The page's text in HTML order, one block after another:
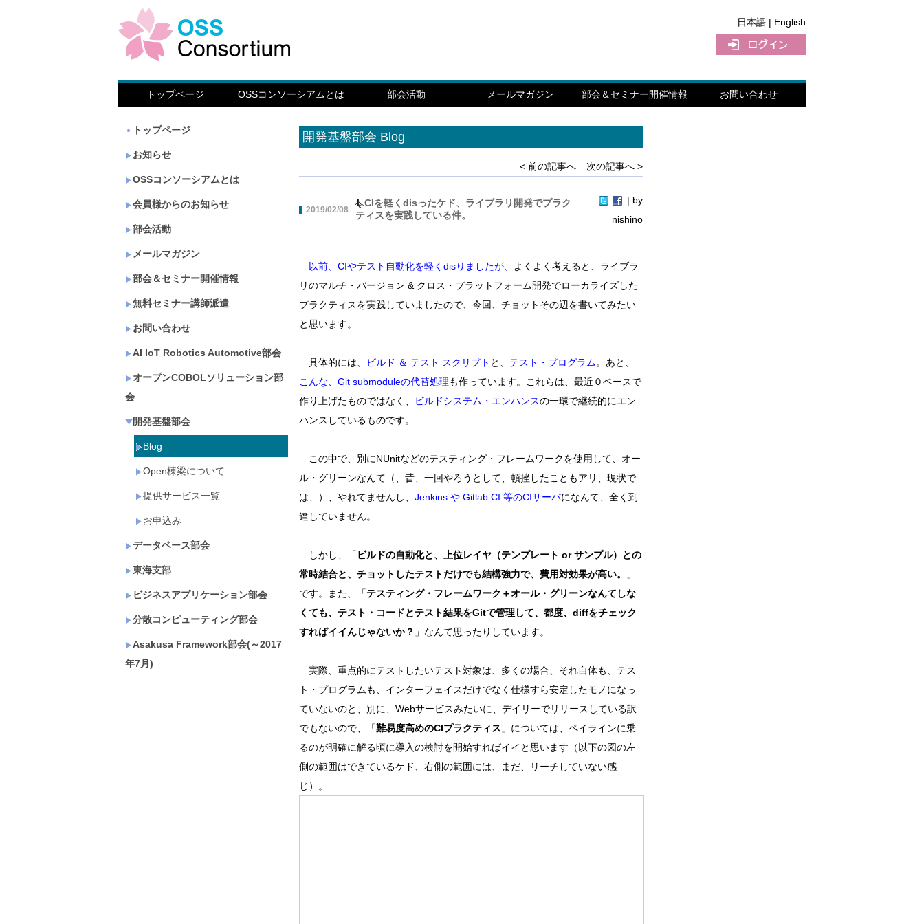
日本語 | English
トップページ OSSコンソーシアムとは 部会活動 メールマガジン 部会＆セミナー開催情報 お問い合わせ
トップページ
お知らせ
OSSコンソーシアムとは
会員様からのお知らせ
部会活動
メールマガジン
部会＆セミナー開催情報
無料セミナー講師派遣
お問い合わせ
AI IoT Robotics Automotive部会
オープンCOBOLソリューション部
会
開発基盤部会
Blog
Open棟梁について
提供サービス一覧
お申込み
データベース部会
東海支部
ビジネスアプリケーション部会
分散コンピューティング部会
Asakusa Framework部会(～2017
年7月)
開発基盤部会 Blog
< 前の記事へ 次の記事へ >
2019/02/08
CIを軽くdisったケド、ライブラリ開発でプラク
ティスを実践している件。
| by
nishino
以前、CIやテスト自動化を軽くdisりましたが、
よくよく考えると、ライブラ
リのマルチ・バージョン & クロス・プラットフォーム開発でローカライズした
プラクティスを実践していましたので、今回、チョットその辺を書いてみたい
と思います。
具体的には、 ビルド ＆ テスト スクリプト と、 テスト・プログラム。あと、
こんな、Git submoduleの代替処理も作っています。これらは、最近０ベースで
作り上げたものではなく、
ビルドシステム・エンハンスの一環で継続的にエン
ハンスしているものです。
この中で、別にNUnitなどのテスティング・フレームワークを使用して、オー
ル・グリーンなんて（、昔、一回やろうとして、頓挫したこともアリ、現状で
は、）、やれてませんし、 Jenkins や Gitlab CI 等のCIサーバになんて、全く到
達していません。
しかし、「 ビルドの自動化と、上位レイヤ（テンプレート or サンプル）との
常時結合と、チョットしたテストだけでも結構強力で、費用対効果が高い。
」
です。また、「テスティング・フレームワーク＋オール・グリーンなんてしな
くても、テスト・コードとテスト結果をGitで管理して、都度、diffをチェック
すればイイんじゃないか？ 」なんて思ったりしています。
実際、重点的にテストしたいテスト対象は、多くの場合、それ自体も、テス
ト・プログラムも、インターフェイスだけでなく仕様すら安定したモノになっ
ていないのと、別に、Webサービスみたいに、デイリーでリリースしている訳
でもないので、「難易度高めのCIプラクティス 」については、ペイラインに乗
るのが明確に解る頃に導入の検討を開始すればイイと思います（以下の図の左
側の範囲はできているケド、右側の範囲には、まだ、リーチしていない感
じ）。